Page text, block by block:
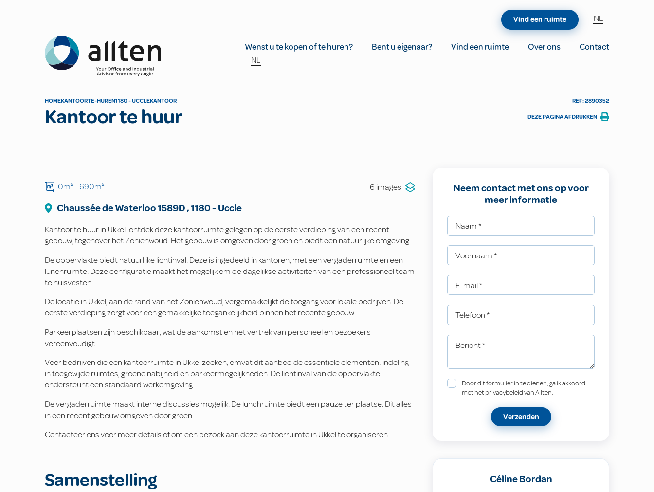
Allten
Wenst u te kopen of te huren? Bent u eigenaar? Vind een ruimte Over ons
Contact
NL
Vind een ruimte NL
HOMEKANTOORTE-HUREN1180 - UCCLEKANTOOR
Kantoor te huur
REF: 2890352
DEZE PAGINA AFDRUKKEN
0m²- 690m² 6 images
Chaussée de Waterloo1589D,1180- Uccle
Kantoor te huur in Ukkel: ontdek deze kantoorruimte gelegen op de eerste verdieping van een recent
gebouw, tegenover het Zoniënwoud. Het gebouw is omgeven door groen en biedt een natuurlijke omgeving.
De oppervlakte biedt natuurlijke lichtinval. Deze is ingedeeld in kantoren, met een vergaderruimte en een
lunchruimte. Deze configuratie maakt het mogelijk om de dagelijkse activiteiten van een professioneel team
te huisvesten.
De locatie in Ukkel, aan de rand van het Zoniënwoud, vergemakkelijkt de toegang voor lokale bedrijven. De
eerste verdieping zorgt voor een gemakkelijke toegankelijkheid binnen het recente gebouw.
Parkeerplaatsen zijn beschikbaar, wat de aankomst en het vertrek van personeel en bezoekers
vereenvoudigt.
Voor bedrijven die een kantoorruimte in Ukkel zoeken, omvat dit aanbod de essentiële elementen: indeling
in toegewijde ruimtes, groene nabijheid en parkeermogelijkheden. De lichtinval van de oppervlakte
ondersteunt een standaard werkomgeving.
De vergaderruimte maakt interne discussies mogelijk. De lunchruimte biedt een pauze ter plaatse. Dit alles
in een recent gebouw omgeven door groen.
Contacteer ons voor meer details of om een bezoek aan deze kantoorruimte in Ukkel te organiseren.
Samenstelling
Neem contact met ons op voor
meer informatie
Naam *
Voornaam *
E-mail *
Telefoon *
Bericht*
Door dit formulier in te dienen, ga ik akkoord
met het privacybeleid van Allten.
Verzenden
Céline Bordan